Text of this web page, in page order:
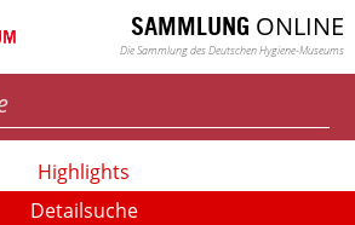
SAMMLUNG ONLINE
Die Sammlung des Deutschen Hygiene-Museums
Highlights
Detailsuche